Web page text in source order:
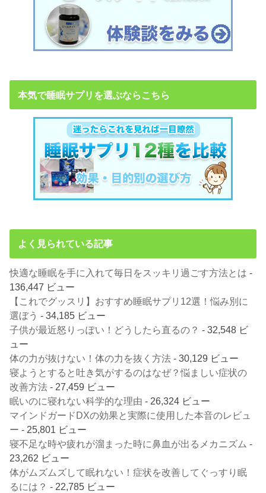
本気で睡眠サプリを選ぶならこちら
よく見られている記事
快適な睡眠を手に入れて毎日をスッキリ過ごす方法とは -
136,447 ビュー
【これでグッスリ】おすすめ睡眠サプリ12選！悩み別に
選ぼう - 34,185 ビュー
子供が最近怒りっぽい！どうしたら直るの？ - 32,548 ビ
ュー
体の力が抜けない！体の力を抜く方法 - 30,129 ビュー
寝ようとすると吐き気がするのはなぜ？悩ましい症状の
改善方法 - 27,459 ビュー
眠いのに寝れない科学的な理由 - 26,324 ビュー
マインドガードDXの効果と実際に使用した本音のレビュ
ー - 25,801 ビュー
寝不足な時や疲れが溜まった時に鼻血が出るメカニズム -
23,262 ビュー
体がムズムズして眠れない！症状を改善してぐっすり眠
るには？ - 22,785 ビュー